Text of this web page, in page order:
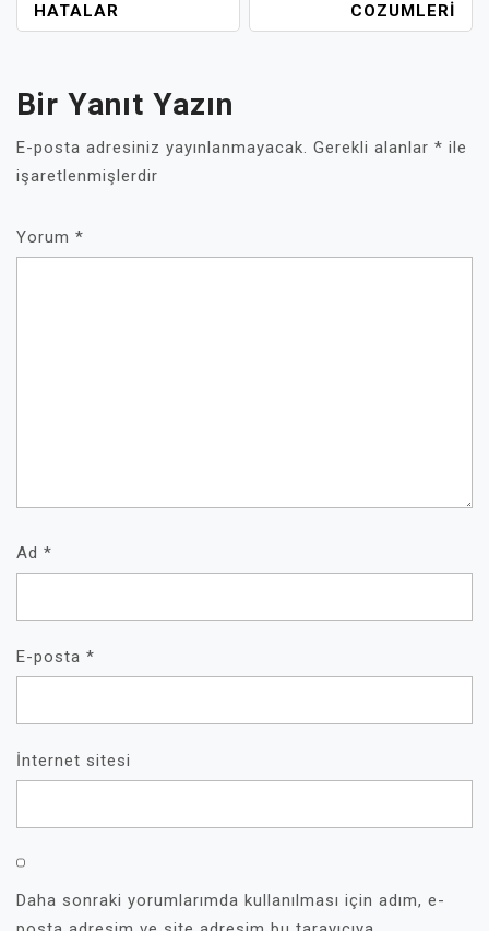
HATALAR
COZUMLERI
Bir Yanıt Yazın
E-posta adresiniz yayınlanmayacak. Gerekli alanlar * ile
işaretlenmişlerdir
Yorum *
Ad *
E-posta *
İnternet sitesi
Daha sonraki yorumlarımda kullanılması için adım, e-